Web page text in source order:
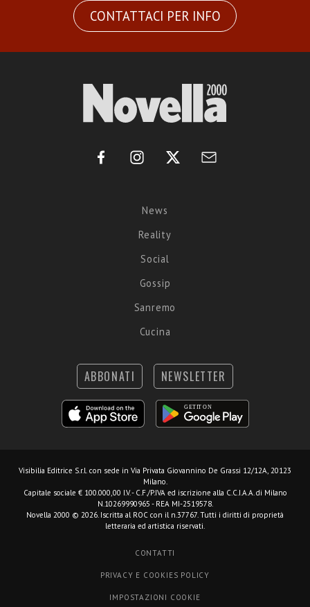
CONTATTACI PER INFO
News
Reality
Social
Gossip
Sanremo
Cucina
ABBONATI NEWSLETTER
Visibilia Editrice S.r.l. con sede in Via Privata Giovannino De Grassi 12/12A, 20123
Milano.
Capitale sociale € 100.000,00 I.V. - C.F./P.IVA ed iscrizione alla C.C.I.A.A. di Milano
N.10269990965 - REA MI-2519578.
Novella 2000 © 2026. Iscritta al ROC con il n.37767. Tutti i diritti di proprietà
letteraria ed artistica riservati.
CONTATTI
PRIVACY E COOKIES POLICY
IMPOSTAZIONI COOKIE